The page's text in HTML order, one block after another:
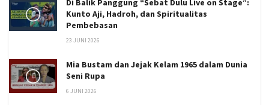
Di Balik Panggung “Sebat Dulu Live on Stage”:
Kunto Aji, Hadroh, dan Spiritualitas
Pembebasan
23 JUNI 2026
Mia Bustam dan Jejak Kelam 1965 dalam Dunia
Seni Rupa
6 JUNI 2026